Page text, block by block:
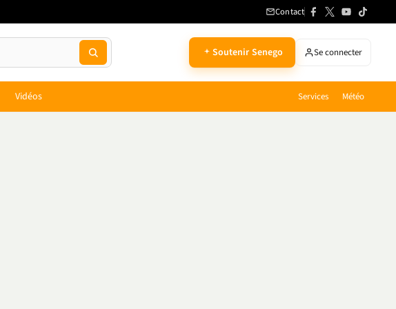
Contact
Soutenir Senego Se connecter
Vidéos Services Météo